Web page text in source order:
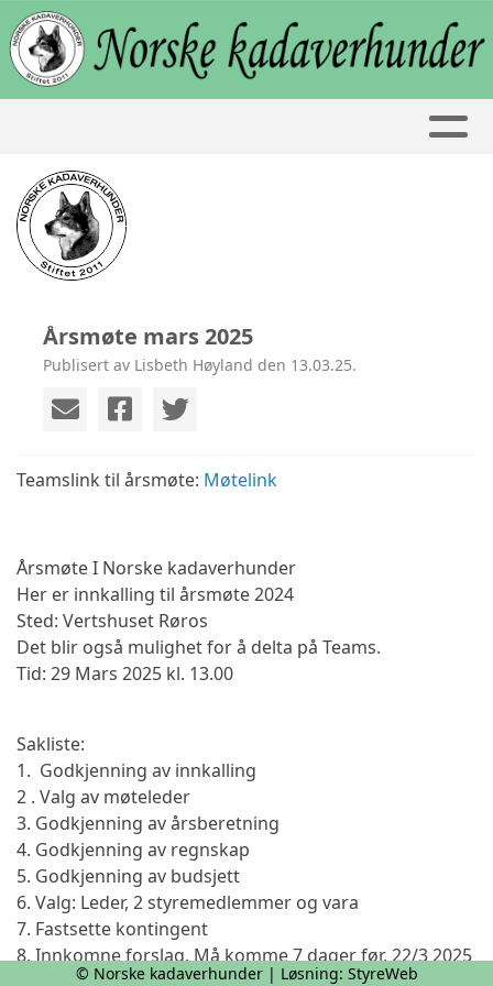
Årsmøte mars 2025
Publisert av Lisbeth Høyland den 13.03.25.
Teamslink til årsmøte: Møtelink
Årsmøte I Norske kadaverhunder
Her er innkalling til årsmøte 2024
Sted: Vertshuset Røros
Det blir også mulighet for å delta på Teams.
Tid: 29 Mars 2025 kl. 13.00
Sakliste:
1. Godkjenning av innkalling
2 . Valg av møteleder
3. Godkjenning av årsberetning
4. Godkjenning av regnskap
5. Godkjenning av budsjett
6. Valg: Leder, 2 styremedlemmer og vara
7. Fastsette kontingent
8. Innkomne forslag. Må komme 7 dager før, 22/3 2025
© Norske kadaverhunder | Løsning: StyreWeb